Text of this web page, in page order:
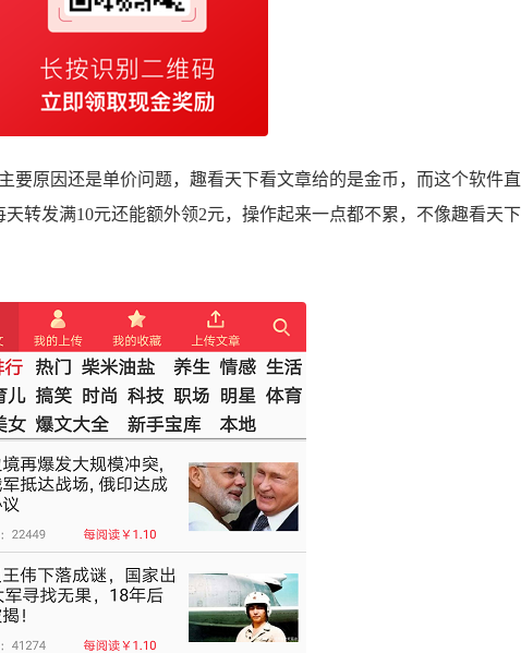
原因还是单价问题，趣看天下看文章给的是金币，而这个软件
转发满10元还能额外领2元，操作起来一点都不累，不像趣看天